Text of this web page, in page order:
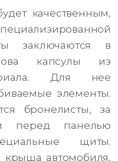
качественным,
заключаются в
капсулы из
Для нее
элементы.
бронелисты, за
перед панелью
щиты.
крыша автомобиля,